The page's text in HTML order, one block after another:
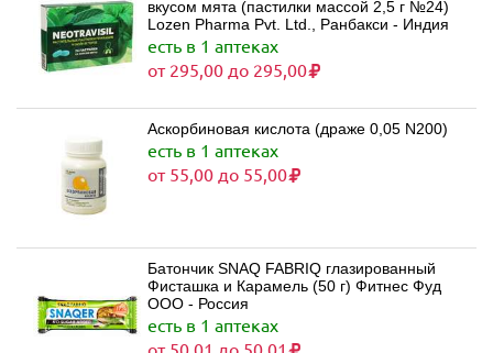
вкусом мята (пастилки массой 2,5 г №24)
Lozen Pharma Pvt. Ltd., Ранбакси - Индия
есть в 1 аптеках
от 295,00 до 295,00
Аскорбиновая кислота (драже 0,05 N200)
есть в 1 аптеках
от 55,00 до 55,00
Батончик SNAQ FABRIQ глазированный
Фисташка и Карамель (50 г) Фитнес Фуд
ООО - Россия
есть в 1 аптеках
от 50,01 до 50,01